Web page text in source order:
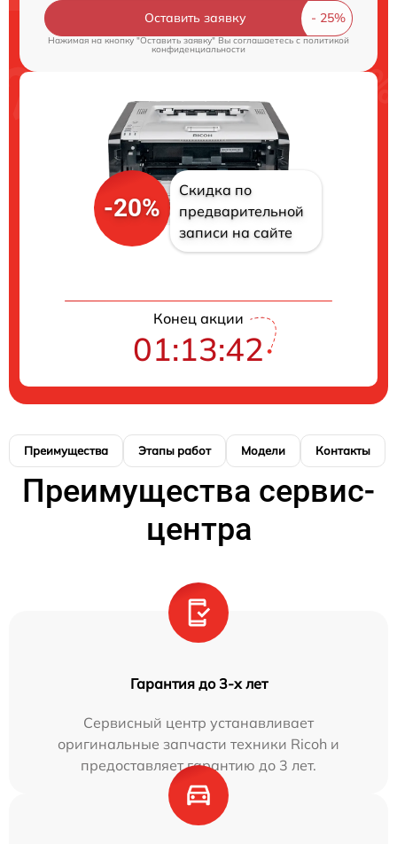
Оставить заявку
Нажимая на кнопку "Оставить заявку" Вы соглашаетесь c политикой
конфиденциальности
-20%
Скидка по
предварительной
записи на сайте
Конец акции
01:13:42
Преимущества Этапы работ Модели Контакты
Преимущества сервис-
центра
Гарантия до 3-х лет
Сервисный центр устанавливает
оригинальные запчасти техники Ricoh и
предоставляет гарантию до 3 лет.